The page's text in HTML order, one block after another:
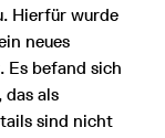
Hierfür wurde
neues
Es befand sich
das als
sind nicht